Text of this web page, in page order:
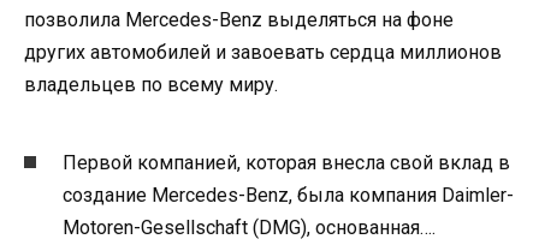
позволила Mercedes-Benz выделяться на фоне
других автомобилей и завоевать сердца миллионов
владельцев по всему миру.
Первой компанией, которая внесла свой вклад в
создание Mercedes-Benz, была компания Daimler-
Motoren-Gesellschaft (DMG), основанная….